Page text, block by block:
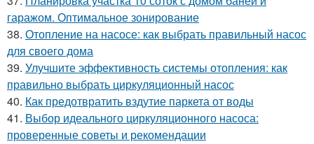
гаражом. Оптимальное зонирование
38. Отопление на насосе: как выбрать правильный насос
для своего дома
39. Улучшите эффективность системы отопления: как
правильно выбрать циркуляционный насос
40. Как предотвратить вздутие паркета от воды
41. Выбор идеального циркуляционного насоса:
проверенные советы и рекомендации